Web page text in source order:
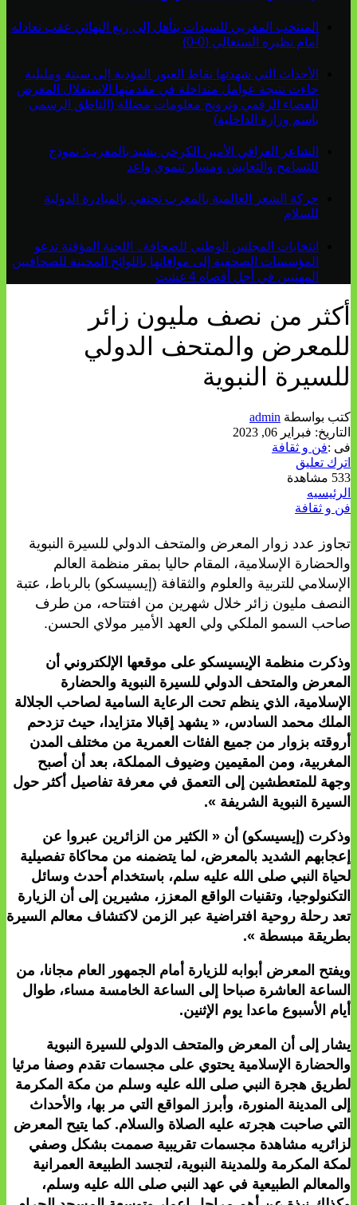
المنتخب المغربي للسيدات يتأهل إلى ربع النهائي عقب تعادله
أمام نظيره السنغالي (0-0)
الأحداث التي شهدتها نقاط العبور المؤدية إلى سبتة ومليلية
جاءت نتيجة عوامل متداخلة في مقدمتها الاستغلال المغرض
للفضاء الرقمي وترويج معلومات مضللة (الناطق الرسمي
باسم وزارة الداخلية)
الشاعر العراقي الأمين الكرخي يشيد بالمغرب: نموذج
للتسامح والتعايش ومسار تنموي واعد
حركة الشعر العالمية بالمغرب تحتفي بالمبادرة الدولية
للسلام
انتخابات المجلس الوطني للصحافة.. اللجنة المؤقتة تدعو
المؤسسات الصحفية إلى موافاتها باللوائح المحينة للصحافيين
المهنيين في أجل أقصاه 4 غشت
أكثر من نصف مليون زائر
للمعرض والمتحف الدولي
للسيرة النبوية
كتب بواسطة admin
التاريخ: فبراير 06, 2023
فى :فن و ثقافة
اترك تعليق
533 مشاهدة
الرئيسيه
فن و ثقافة
تجاوز عدد زوار المعرض والمتحف الدولي للسيرة النبوية
والحضارة الإسلامية، المقام حاليا بمقر منظمة العالم
الإسلامي للتربية والعلوم والثقافة (إيسيسكو) بالرباط، عتبة
النصف مليون زائر خلال شهرين من افتتاحه، من طرف
صاحب السمو الملكي ولي العهد الأمير مولاي الحسن.
وذكرت منظمة الإيسيسكو على موقعها الإلكتروني أن
المعرض والمتحف الدولي للسيرة النبوية والحضارة
الإسلامية، الذي ينظم تحت الرعاية السامية لصاحب الجلالة
الملك محمد السادس، « يشهد إقبالا متزايدا، حيث تزدحم
أروقته بزوار من جميع الفئات العمرية من مختلف المدن
المغربية، ومن المقيمين وضيوف المملكة، بعد أن أصبح
وجهة للمتعطشين إلى التعمق في معرفة تفاصيل أكثر حول
السيرة النبوية الشريفة ».
وذكرت (إيسيسكو) أن « الكثير من الزائرين عبروا عن
إعجابهم الشديد بالمعرض، لما يتضمنه من محاكاة تفصيلية
لحياة النبي صلى الله عليه سلم، باستخدام أحدث وسائل
التكنولوجيا، وتقنيات الواقع المعزز، مشيرين إلى أن الزيارة
تعد رحلة روحية افتراضية عبر الزمن لاكتشاف معالم السيرة
بطريقة مبسطة ».
ويفتح المعرض أبوابه للزيارة أمام الجمهور العام مجانا، من
الساعة العاشرة صباحا إلى الساعة الخامسة مساء، طوال
أيام الأسبوع ماعدا يوم الإثنين.
يشار إلى أن المعرض والمتحف الدولي للسيرة النبوية
والحضارة الإسلامية يحتوي على مجسمات تقدم وصفا مرئيا
لطريق هجرة النبي صلى الله عليه وسلم من مكة المكرمة
إلى المدينة المنورة، وأبرز المواقع التي مر بها، والأحداث
التي صاحبت هجرته عليه الصلاة والسلام. كما يتيح المعرض
لزائريه مشاهدة مجسمات تقريبية صممت بشكل وصفي
لمكة المكرمة وللمدينة النبوية، لتجسد الطبيعة العمرانية
والمعالم الطبيعية في عهد النبي صلى الله عليه وسلم،